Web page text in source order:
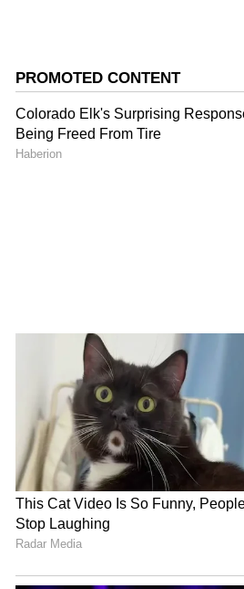
கடந்த தேர்தலில் தோல்வி
ஆனால், தேர்தல் நேரத்தில்
நிறைவேற்றவில்லை.